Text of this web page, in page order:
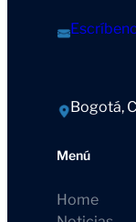
Bogotá,
Menú
Home